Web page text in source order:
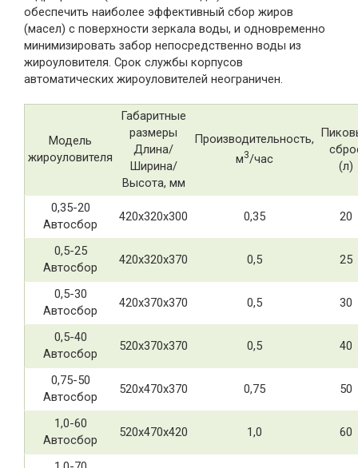
обеспечить наиболее эффективный сбор жиров
(масел) с поверхности зеркала воды, и одновременно
минимизировать забор непосредственно воды из
жироуловителя. Срок службы корпусов
автоматических жироуловителей неограничен.
Модель
жироуловителя
Габаритные
размеры
Длина/
Ширина/
Высота, мм
Производительность,
м3/час
(л)
0,35-20
Автосбор
420х320х300 0,35 20
0,5-25
Автосбор
420х320х370 0,5 25
0,5-30
Автосбор
420х370х370 0,5 30
0,5-40
Автосбор
520х370х370 0,5 40
0,75-50
Автосбор
520х470х370 0,75 50
1,0-60
Автосбор
520х470х420 1,0 60